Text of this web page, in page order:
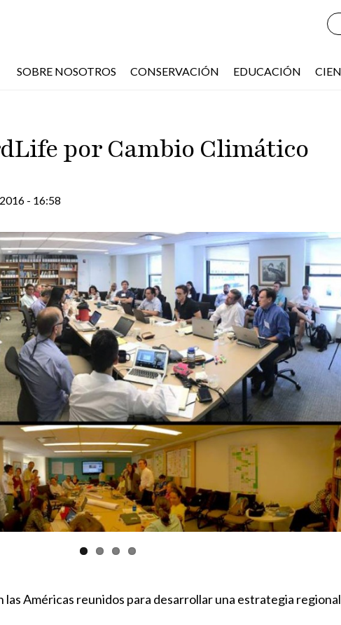
SOBRE NOSOTROS CONSERVACIÓN EDUCACIÓN
por Cambio Climático
- 16:58
las Américas reunidos para desarrollar una estrategia